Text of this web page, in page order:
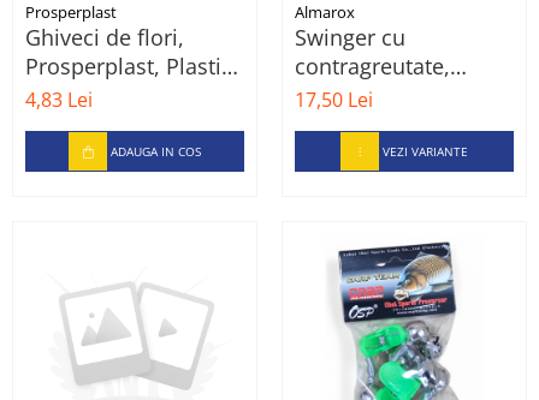
Prosperplast
Ghiveci de flori,
Prosperplast, Plastic,
14.5 cm, Verde
4,83 Lei
ADAUGA IN COS
Almarox
Swinger cu
contragreutate,
iluminare si mufa
jack pentru conectare
la senzori/avertizor
17,50 Lei
VEZI VARIANTE